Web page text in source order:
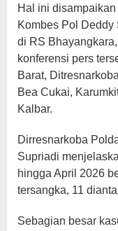
Hal ini
Kombes Pol
di RS
konferensi pers
Barat,
Bea Cukai,
Kalbar.
Dirresnarkoba
Supriadi
hingga April 2026
tersangka, 11
Sebagian besar